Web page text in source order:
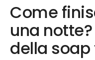
Come
una
della